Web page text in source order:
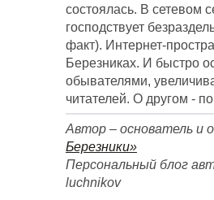
состоялась. В сетевом
господствует
факт). Интернет-
Березниках. И быстро
обывателями,
читателей. О другом -
Автор – основатель и
Березники»
Персональный блог
luchnikov